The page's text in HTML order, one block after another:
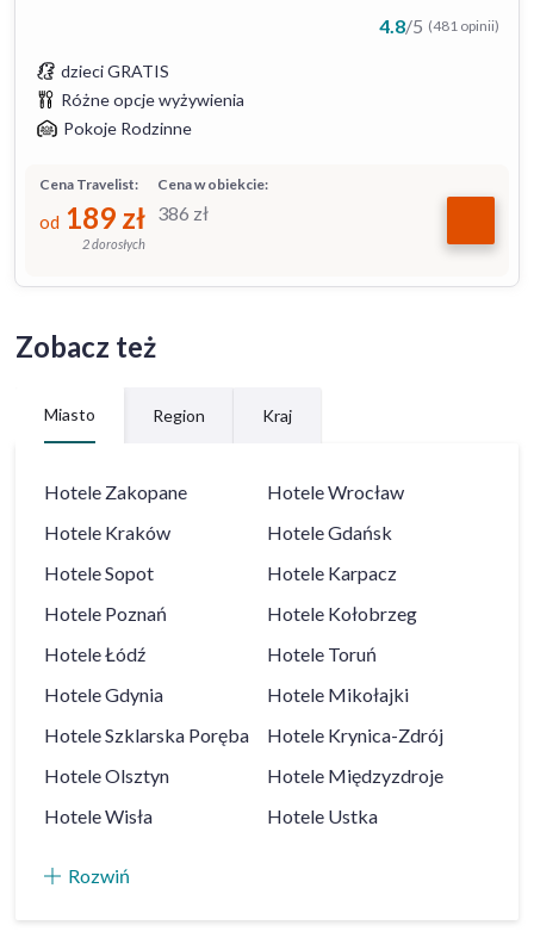
4.8/5 (481 opinii)
dzieci GRATIS
Różne opcje wyżywienia
Pokoje Rodzinne
Cena w obiekcie:
386 zł
Cena Travelist:
od 189 zł
2 dorosłych
Zobacz też
Miasto Region Kraj
Hotele Zakopane HoteleWrocław
Hotele Kraków HoteleGdańsk
HoteleSopot Hotele Karpacz
Hotele Poznań Hotele Kołobrzeg
HoteleŁódź Hotele Toruń
HoteleGdynia Hotele Mikołajki
HoteleSzklarska Poręba Hotele Krynica-Zdrój
HoteleOlsztyn Hotele Międzyzdroje
HoteleWisła Hotele Ustka
Rozwiń